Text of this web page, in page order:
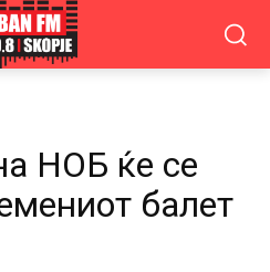
НОБ ќе се
балет